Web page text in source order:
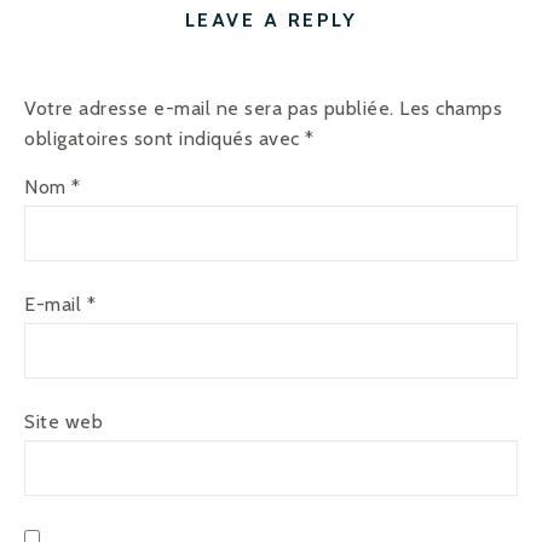
LEAVE A REPLY
Votre adresse e-mail ne sera pas publiée. Les champs
obligatoires sont indiqués avec *
Nom *
E-mail *
Site web